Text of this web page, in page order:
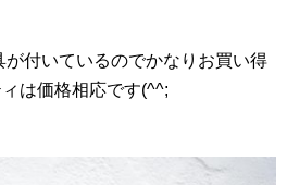
付いているのでかなりお買い得
は価格相応です(^^;